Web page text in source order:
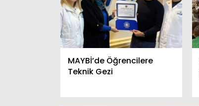
MAYBİ’de Öğrencilere
Teknik Gezi